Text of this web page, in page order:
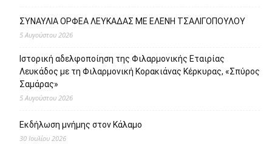
ΣΥΝΑΥΛΙΑ ΟΡΦΕΑ ΛΕΥΚΑΔΑΣ ΜΕ ΕΛΕΝΗ ΤΣΑΛΙΓΟΠΟΥΛΟΥ
5 Αυγούστου 2026
Ιστορική αδελφοποίηση της Φιλαρμονικής Εταιρίας
Λευκάδος με τη Φιλαρμονική Κορακιάνας Κέρκυρας, «Σπύρος
Σαμάρας»
5 Αυγούστου 2026
Εκδήλωση μνήμης στον Κάλαμο
30 Ιουλίου 2026